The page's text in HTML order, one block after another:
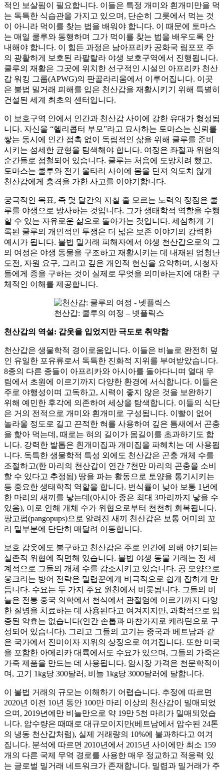
적인 보살핌이 필요합니다. 이들은 특정 개미와 흰개미만을 먹
는 독특한 식습관을 가지고 있으며, 단순히 그릇에서 먹는 것
이 아니라 먹이를 찾는 법을 배워야 합니다. 이 때문에 토마스
는 매일 쿨루와 동행하며 그가 먹이를 찾는 법을 배우도록 안
내해야 합니다. 이 힘든 과정은 남아프리카 공화국 림포포 주
의 광활하게 보호된 라팔랄라 야생 보호구역에서 진행됩니다.
쿨루의 재활은 그곳에 위치한 선구적인 시설인 아프리카 천산
갑 워킹 그룹(APWG)의 판골라리움에서 이루어집니다. 이곳
은 불법 밀거래 피해를 입은 천산갑을 재활시키기 위해 특별히
건설된 세계 최초의 센터입니다.
이 보호구역 안에서 인간과 천산갑 사이에 강한 유대가 형성됩
니다. 자신을 “헬리콥터 부모”라고 묘사하는 토마스는 신뢰를
쌓는 동시에 인간 접촉 없이 독립적인 삶을 위해 쿨루를 준비
시키는 섬세한 균형을 탐색해야 합니다. 여정은 좌절과 위험의
순간들로 점철되어 있습니다. 쿨루는 처음에 도망치려 했고,
토마스는 쿨루와 전기 울타리 사이에 몸을 던져 의도치 않게
천산갑에게 충격을 가한 사고를 이야기합니다.
궁극적인 목표, 즉 몇 달간의 지칠 줄 모르는 노력의 정점은 쿨
루를 야생으로 방사하는 것입니다. 그가 생태학적 역할을 수행
할 수 있는 자유로운 삶으로 돌아가는 것입니다. 세심하게 기
록된 쿨루의 개인적인 투쟁은 더 넓은 보존 이야기의 강력한
예시가 됩니다. 불법 밀거래 피해자에서 야생 천산갑으로의 그
의 여정은 야생 동물을 구조하고 재활시키는 데 내재된 엄청난
도전, 자원 요구, 그리고 깊은 개인적 헌신을 요약하며, 시청자
들에게 종을 구하는 것이 실제로 무엇을 의미하는지에 대한 구
체적인 이해를 제공합니다.
천산갑: 쿨루의 여정 – 넷플릭스
천산갑의 역설: 갑옷을 입었지만 극도로 취약함
천산갑은 생물학적 경이로움입니다. 이들은 비늘로 완전히 덮
인 유일한 포유류로서 독특한 진화적 지위를 부여받았습니다.
8종의 다른 종들이 아프리카와 아시아를 돌아다니며 열대 우
림에서 초원에 이르기까지 다양한 환경에 서식합니다. 이들은
주로 야행성이며 고독하고, 시력이 좋지 않은 것을 보완하기
위해 예민한 후각에 의존하여 세상을 탐색합니다. 이들의 식단
은 거의 전적으로 개미와 흰개미로 구성됩니다. 이빨이 없어
놀라울 정도로 길고 끈적한 혀를 사용하여 깊은 틈새에서 곤충
을 핥아 먹는데, 때로는 혀의 길이가 몸길이를 초과하기도 합
니다. 강력한 발톱은 흰개미집과 개미집을 파헤치는 데 사용됩
니다. 독특한 생물학적 특성 외에도 천산갑은 곤충 개체 수를
조절하고(한 마리의 천산갑이 연간 7천만 마리의 곤충을 소비
할 수 있다고 추정됨) 땅을 파는 활동으로 토양을 통기시키는
등 중요한 생태학적 역할을 합니다. 번식률이 낮아 보통 1년에
한 마리의 새끼를 낳는데(아시아 종은 최대 3마리까지 낳을 수
있음), 이로 인해 개체 수가 위협으로부터 천천히 회복됩니다.
팡고펍(pangopups)으로 알려진 새끼 천산갑은 보통 어미의 꼬
리 밑부분에 단단히 매달려 이동합니다.
보호 갑옷에도 불구하고 천산갑은 주로 인간에 의해 야기되는
실존적 위협에 직면해 있습니다. 불법 야생 동물 거래는 전 세
계적으로 그들의 개체 수를 감소시키고 있습니다. 공 모양으로
웅크리는 방어 전략은 밀렵꾼에게 비극적으로 쉽게 잡히게 만
듭니다. 수요는 두 가지 주요 원천에서 비롯됩니다. 그들의 비
늘은 전통 중국 의학에서 천식에서 관절염에 이르기까지 다양
한 질병을 치료하는 데 사용된다고 여겨지지만, 과학적으로 입
증된 약효는 없습니다(인간 손톱과 마찬가지로 케라틴으로 구
성되어 있습니다). 그리고 그들의 고기는 중국과 베트남과 같
은 국가에서 진미이자 지위의 상징으로 여겨집니다. 또한 미국
을 포함한 아메리카 대륙에서도 수요가 있으며, 그들의 가죽은
가죽 제품을 만드는 데 사용됩니다. 암시장 가격은 천문학적이
며, 고기 1kg당 300달러, 비늘 1kg당 3000달러에 달합니다.
이 불법 거래의 규모는 이해하기 어렵습니다. 추정에 따르면
2020년 이전 10년 동안 100만 마리 이상의 천산갑이 밀매되었
으며, 2019년에만 비늘만으로 약 19만 5천 마리가 밀매되었습
니다. 압수량은 때때로 대규모이지만(베트남에서 압수된 24톤
의 냉동 천산갑처럼), 실제 거래량의 10%에 불과하다고 여겨
집니다. 분석에 따르면 2010년에서 2015년 사이에만 최소 159
개의 다른 국제 무역 경로를 사용한 매우 정교하고 적응력 있
는 글로벌 밀거래 네트워크가 존재합니다. 밀렵과 밀거래가 주